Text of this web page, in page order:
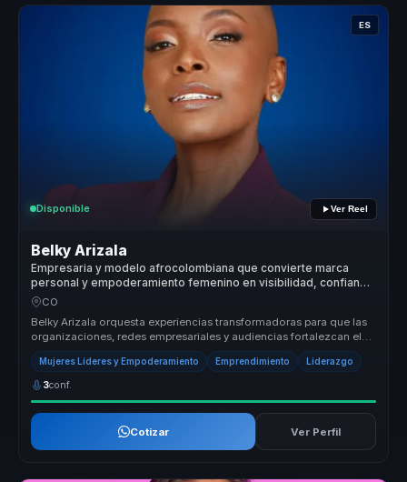
ES
Disponible Ver Reel
Belky Arizala
Empresaria y modelo afrocolombiana que convierte marca
personal y empoderamiento femenino en visibilidad, confianza
y acción para mujeres líderes.
CO
Belky Arizala orquesta experiencias transformadoras para que las
organizaciones, redes empresariales y audiencias fortalezcan el
liderazg...
Mujeres Líderes y Empoderamiento Emprendimiento Liderazgo
3conf.
Cotizar Ver Perfil